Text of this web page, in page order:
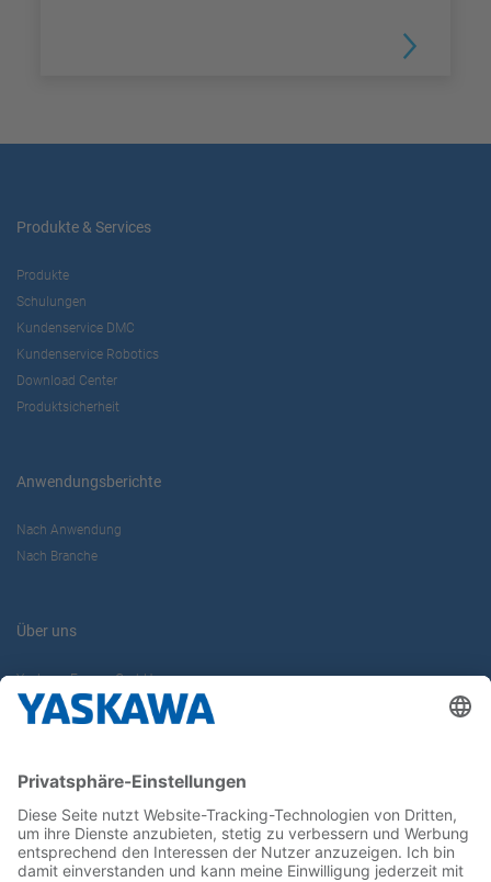
Produkte & Services
Produkte
Schulungen
Kundenservice DMC
Kundenservice Robotics
Download Center
Produktsicherheit
Anwendungsberichte
Nach Anwendung
Nach Branche
Über uns
Yaskawa Europe GmbH
Karriere
Newsletter